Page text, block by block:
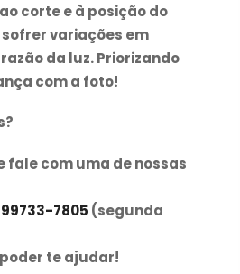
corte e à posição do
variações em
da luz. Priorizando
com a foto!
fale com uma de nossas
7805 (segunda
te ajudar!